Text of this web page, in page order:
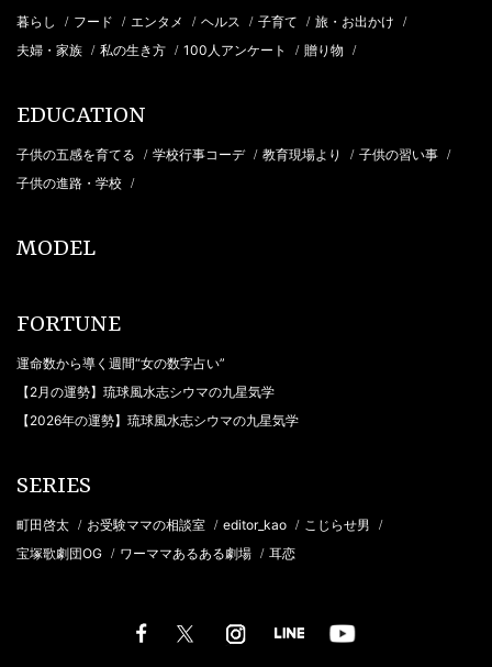
暮らし / フード / エンタメ / ヘルス / 子育て / 旅・お出かけ /
夫婦・家族 / 私の生き方 / 100人アンケート / 贈り物 /
EDUCATION
子供の五感を育てる / 学校行事コーデ / 教育現場より / 子供の習い事 /
子供の進路・学校 /
MODEL
FORTUNE
運命数から導く週間“女の数字占い”
【2月の運勢】琉球風水志シウマの九星気学
【2026年の運勢】琉球風水志シウマの九星気学
SERIES
町田啓太 / お受験ママの相談室 / editor_kao / こじらせ男 /
宝塚歌劇団OG / ワーママあるある劇場 / 耳恋